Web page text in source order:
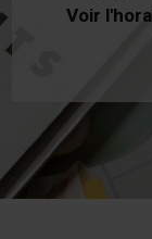
Voir